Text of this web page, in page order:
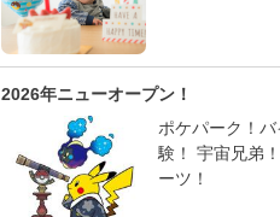
2026年ニューオープン！
ポケパーク！
験！ 宇宙兄弟
ーツ！